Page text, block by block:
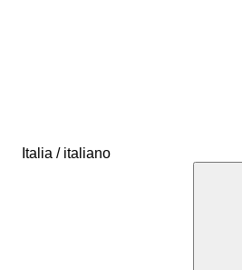
Italia / italiano